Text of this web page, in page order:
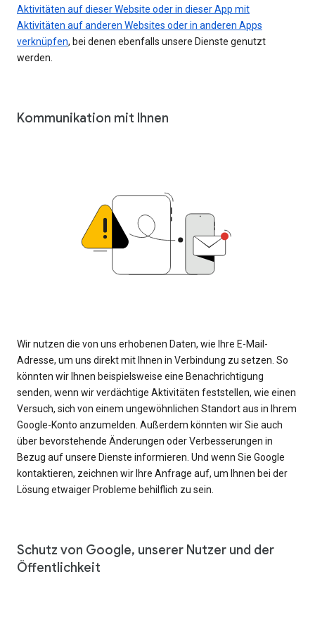
Aktivitäten auf dieser Website oder in dieser App mit
Aktivitäten auf anderen Websites oder in anderen Apps
verknüpfen, bei denen ebenfalls unsere Dienste genutzt
werden.
Kommunikation mit Ihnen
Wir nutzen die von uns erhobenen Daten, wie Ihre E-Mail-
Adresse, um uns direkt mit Ihnen in Verbindung zu setzen. So
könnten wir Ihnen beispielsweise eine Benachrichtigung
senden, wenn wir verdächtige Aktivitäten feststellen, wie einen
Versuch, sich von einem ungewöhnlichen Standort aus in Ihrem
Google-Konto anzumelden. Außerdem könnten wir Sie auch
über bevorstehende Änderungen oder Verbesserungen in
Bezug auf unsere Dienste informieren. Und wenn Sie Google
kontaktieren, zeichnen wir Ihre Anfrage auf, um Ihnen bei der
Lösung etwaiger Probleme behilflich zu sein.
Schutz von Google, unserer Nutzer und der
Öffentlichkeit